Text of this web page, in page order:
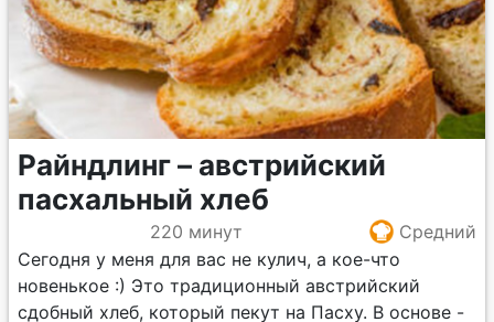
Райндлинг – австрийский
пасхальный хлеб
220 минут
Средний
Сегодня у меня для вас не кулич, а кое-что
новенькое :) Это традиционный австрийский
сдобный хлеб, который пекут на Пасху. В основе -